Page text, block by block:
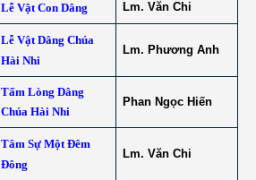
Lễ Vật Con Dâng Lm. Văn Chi
Lễ Vật Dâng Chúa
Hài Nhi
Lm. Phương Anh
Tấm Lòng Dâng
Chúa Hài Nhi
Phan Ngọc Hiến
Tâm Sự Một Đêm
Đông
Lm. Văn Chi